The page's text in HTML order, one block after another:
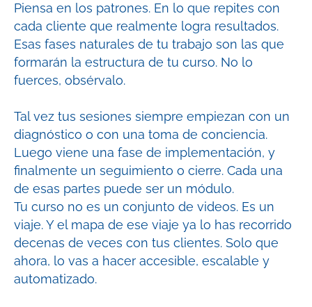
Piensa en los patrones. En lo que repites con
cada cliente que realmente logra resultados.
Esas fases naturales de tu trabajo son las que
formarán la estructura de tu curso. No lo
fuerces, obsérvalo.
Tal vez tus sesiones siempre empiezan con un
diagnóstico o con una toma de conciencia.
Luego viene una fase de implementación, y
finalmente un seguimiento o cierre. Cada una
de esas partes puede ser un módulo.
Tu curso no es un conjunto de videos. Es un
viaje. Y el mapa de ese viaje ya lo has recorrido
decenas de veces con tus clientes. Solo que
ahora, lo vas a hacer accesible, escalable y
automatizado.